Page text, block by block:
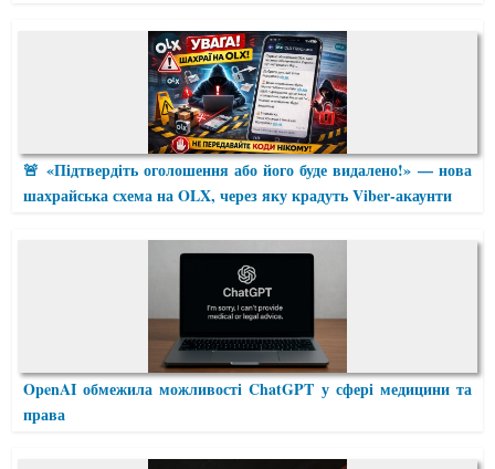
🚨 «Підтвердіть оголошення або його буде видалено!» — нова
шахрайська схема на OLX, через яку крадуть Viber-акаунти
OpenAI обмежила можливості ChatGPT у сфері медицини та
права